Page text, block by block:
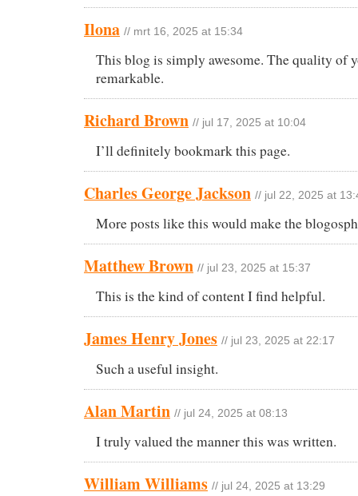
Ilona // mrt 16, 2025 at 15:34
This blog is simply awesome. The quality of
remarkable.
Richard Brown // jul 17, 2025 at 10:04
I’ll definitely bookmark this page.
Charles George Jackson // jul 22, 2025 at
More posts like this would make the
Matthew Brown // jul 23, 2025 at 15:37
This is the kind of content I find helpful.
James Henry Jones // jul 23, 2025 at 22:17
Such a useful insight.
Alan Martin // jul 24, 2025 at 08:13
I truly valued the manner this was written.
William Williams // jul 24, 2025 at 13:29